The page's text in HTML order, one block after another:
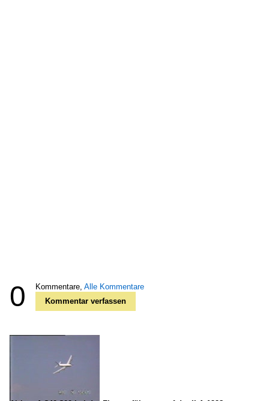
0 Kommentare, Alle Kommentare
Kommentar verfassen